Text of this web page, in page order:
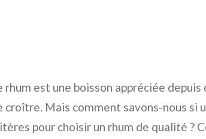
rhum est une boisson appréciée
croître. Mais comment savons-nous si
pour choisir un rhum de qualité ?